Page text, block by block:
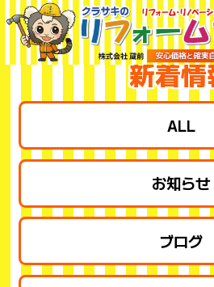
新着情
ALL
お知らせ
ブログ